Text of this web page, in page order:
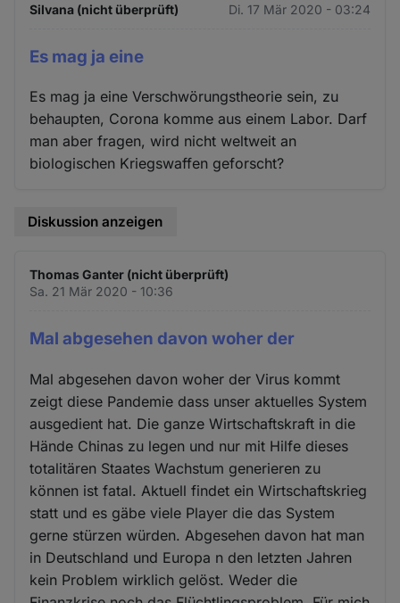
Silvana (nicht überprüft) Di. 17 Mär 2020 - 03:24
Es mag ja eine
Es mag ja eine Verschwörungstheorie sein, zu
behaupten, Corona komme aus einem Labor. Darf
man aber fragen, wird nicht weltweit an
biologischen Kriegswaffen geforscht?
Diskussion anzeigen
Thomas Ganter (nicht überprüft)
Sa. 21 Mär 2020 - 10:36
Mal abgesehen davon woher der
Mal abgesehen davon woher der Virus kommt
zeigt diese Pandemie dass unser aktuelles System
ausgedient hat. Die ganze Wirtschaftskraft in die
Hände Chinas zu legen und nur mit Hilfe dieses
totalitären Staates Wachstum generieren zu
können ist fatal. Aktuell findet ein Wirtschaftskrieg
statt und es gäbe viele Player die das System
gerne stürzen würden. Abgesehen davon hat man
in Deutschland und Europa n den letzten Jahren
kein Problem wirklich gelöst. Weder die